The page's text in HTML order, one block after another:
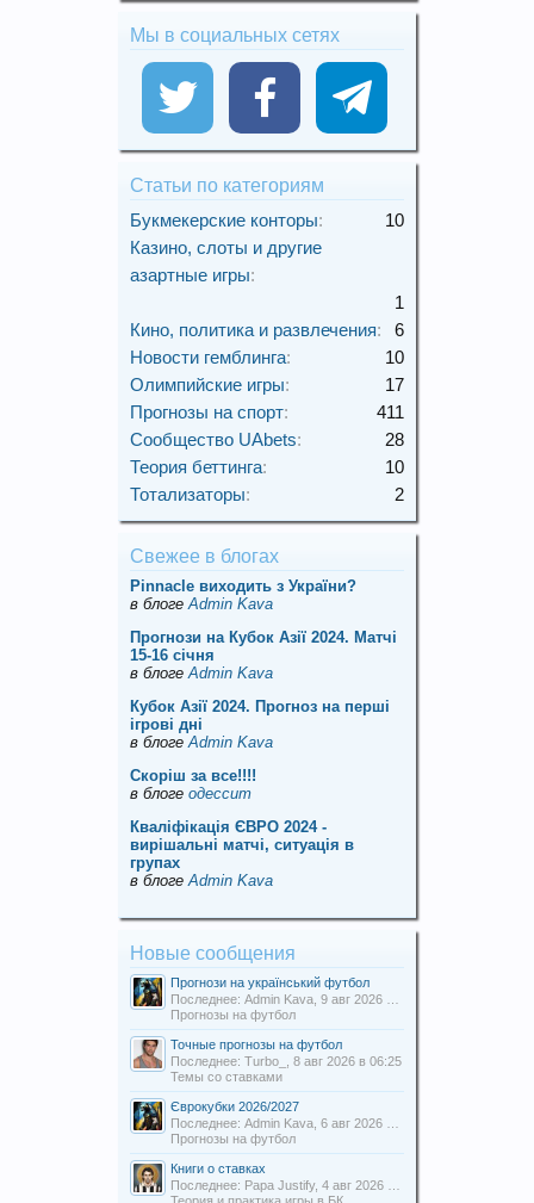
Мы в социальных сетях
Статьи по категориям
Букмекерские конторы:
10
Казино, слоты и другие
азартные игры:
1
Кино, политика и развлечения:
6
Новости гемблинга:
10
Олимпийские игры:
17
Прогнозы на спорт:
411
Сообщество UAbets:
28
Теория беттинга:
10
Тотализаторы: 2
Свежее в блогах
Pinnacle виходить з України?
в блогеAdmin Kava
Прогнози на Кубок Азії 2024. Матчі
15-16 січня
в блогеAdmin Kava
Кубок Азії 2024. Прогноз на перші
ігрові дні
в блогеAdmin Kava
Скорiш за все!!!!
в блоге одессит
Кваліфікація ЄВРО 2024 -
вирішальні матчі, ситуація в
групах
в блогеAdmin Kava
Новые сообщения
Прогнози на український футбол
Последнее: Admin Kava, 9 авг 2026 в 13:54
Прогнозы на футбол
Точные прогнозы на футбол
Последнее: Turbo_, 8 авг 2026 в 06:25
Темы со ставками
Єврокубки 2026/2027
Последнее: Admin Kava, 6 авг 2026 в 19:31
Прогнозы на футбол
Книги о ставках
Последнее: Papa Justify, 4 авг 2026 в 00:12